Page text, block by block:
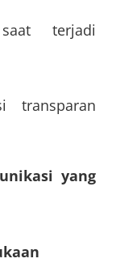
terjadi
transparan
yang